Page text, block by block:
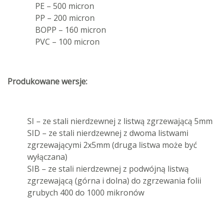
PE – 500 micron
PP – 200 micron
BOPP – 160 micron
PVC – 100 micron
Produkowane wersje:
SI – ze stali nierdzewnej z listwą zgrzewającą 5mm
SID – ze stali nierdzewnej z dwoma listwami
zgrzewającymi 2x5mm (druga listwa może być
wyłączana)
SIB – ze stali nierdzewnej z podwójną listwą
zgrzewającą (górna i dolna) do zgrzewania folii
grubych 400 do 1000 mikronów